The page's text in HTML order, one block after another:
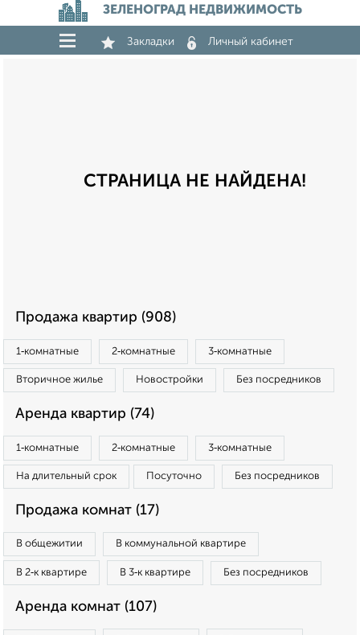
ЗЕЛЕНОГРАД НЕДВИЖИМОСТЬ
Закладки Личный кабинет
СТРАНИЦА НЕ НАЙДЕНА!
Продажа квартир (908)
1‑комнатные 2‑комнатные 3‑комнатные
Вторичное жилье Новостройки Без посредников
Аренда квартир (74)
1‑комнатные 2‑комнатные 3‑комнатные
На длительный срок Посуточно Без посредников
Продажа комнат (17)
В общежитии В коммунальной квартире
В 2‑к квартире В 3‑к квартире Без посредников
Аренда комнат (107)